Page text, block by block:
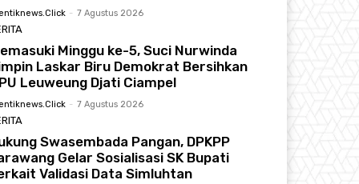
- 7 Agustus 2026
Minggu ke-5, Suci Nurwinda
Laskar Biru Demokrat Bersihkan
Leuweung Djati Ciampel
- 7 Agustus 2026
Swasembada Pangan, DPKPP
Gelar Sosialisasi SK Bupati
Validasi Data Simluhtan